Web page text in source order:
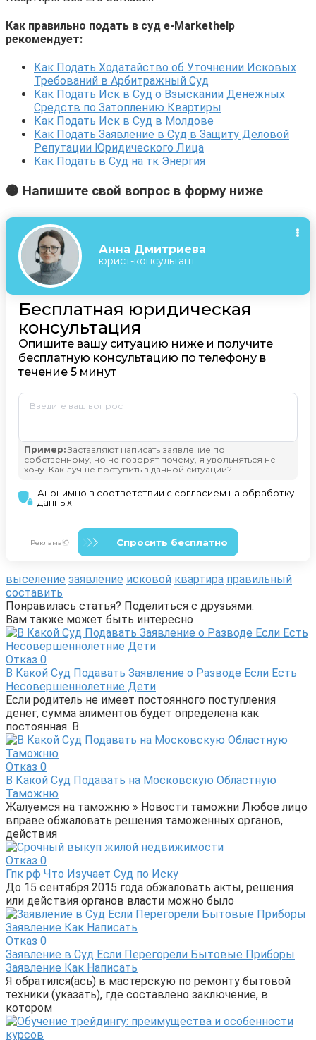
Как правильно подать в суд e-Markethelp
рекомендует:
Как Подать Ходатайство об Уточнении Исковых
Требований в Арбитражный Суд
Как Подать Иск в Суд о Взыскании Денежных
Средств по Затоплению Квартиры
Как Подать Иск в Суд в Молдове
Как Подать Заявление в Суд в Защиту Деловой
Репутации Юридического Лица
Как Подать в Суд на тк Энергия
🟠 Напишите свой вопрос в форму ниже
выселение заявление исковой квартира правильный
составить
Понравилась статья? Поделиться с друзьями:
Вам также может быть интересно
Отказ 0
В Какой Суд Подавать Заявление о Разводе Если Есть
Несовершеннолетние Дети
Если родитель не имеет постоянного поступления
денег, сумма алиментов будет определена как
постоянная. В
Отказ 0
В Какой Суд Подавать на Московскую Областную
Таможню
Жалуемся на таможню » Новости таможни Любое лицо
вправе обжаловать решения таможенных органов,
действия
Отказ 0
Гпк рф Что Изучает Суд по Иску
До 15 сентября 2015 года обжаловать акты, решения
или действия органов власти можно было
Отказ 0
Заявление в Суд Если Перегорели Бытовые Приборы
Заявление Как Написать
Я обратился(ась) в мастерскую по ремонту бытовой
техники (указать), где составлено заключение, в
котором